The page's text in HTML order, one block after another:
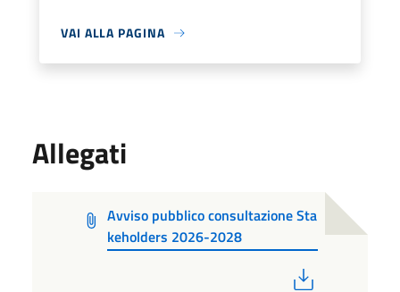
VAI ALLA PAGINA
Allegati
Avviso pubblico consultazione Sta
keholders 2026-2028